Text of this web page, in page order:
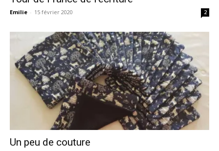
Emilie - 15 février 2020 2
Un peu de couture